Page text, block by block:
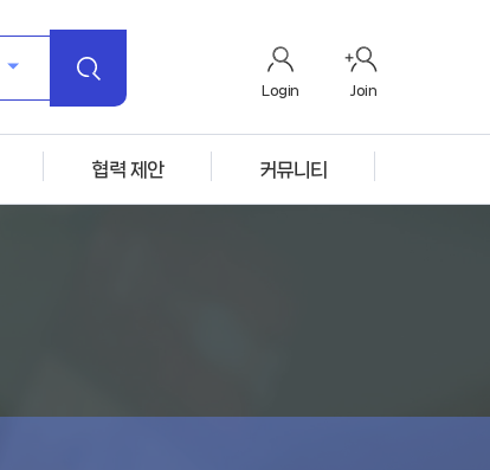
Login Join
협력 제안 커뮤니티